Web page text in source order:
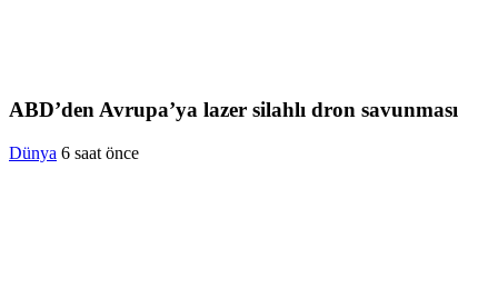
ABD’den Avrupa’ya lazer silahlı dron savunması
Dünya 6 saat önce